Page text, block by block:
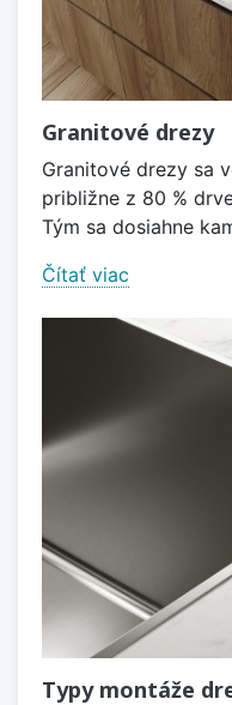
Granitové drezy
Granitové drezy sa
približne z 80 %
Tým sa dosiahne
Čítať viac
Typy montáže